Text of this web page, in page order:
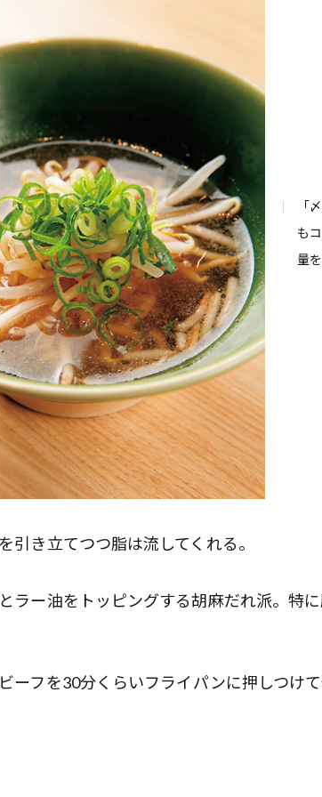
「
も
量
き立てつつ脂は流してくれる。
ラー油をトッピングする胡麻だれ派。特
ーフを30分くらいフライパンに押しつけ